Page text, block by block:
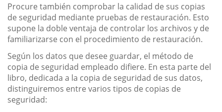
Procure también comprobar la calidad de sus copias
de seguridad mediante pruebas de restauración. Esto
supone la doble ventaja de controlar los archivos y de
familiarizarse con el procedimiento de restauración.
Según los datos que desee guardar, el método de
copia de seguridad empleado difiere. En esta parte del
libro, dedicada a la copia de seguridad de sus datos,
distinguiremos entre varios tipos de copias de
seguridad: